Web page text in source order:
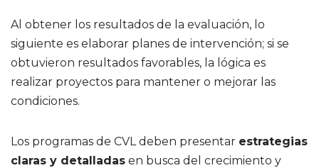
Al obtener los resultados de la evaluación, lo
siguiente es elaborar planes de intervención; si se
obtuvieron resultados favorables, la lógica es
realizar proyectos para mantener o mejorar las
condiciones.
Los programas de CVL deben presentar estrategias
claras y detalladas en busca del crecimiento y